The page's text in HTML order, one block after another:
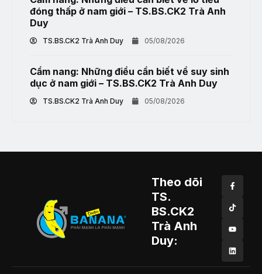
đóng thấp ở nam giới – TS.BS.CK2 Trà Anh
Duy
TS.BS.CK2 Trà Anh Duy 05/08/2026
Cẩm nang: Những điều cần biết về suy sinh
dục ở nam giới – TS.BS.CK2 Trà Anh Duy
TS.BS.CK2 Trà Anh Duy 05/08/2026
Theo dõi
TS.
BS.CK2
Trà Anh
Duy: